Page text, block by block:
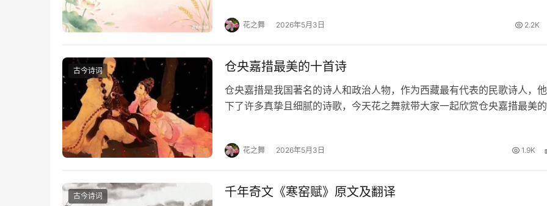
花之舞 2026年5月3日 2.2K
古今诗词 仓央嘉措最美的十首诗
仓央嘉措是我国著名的诗人和政治人物，作为西藏最有代表的民歌诗人，
下了许多真挚且细腻的诗歌，今天花之舞就带大家一起欣赏仓央嘉措最美
花之舞 2026年5月3日 1.9K
古今诗词 千年奇文《寒窑赋》原文及翻译